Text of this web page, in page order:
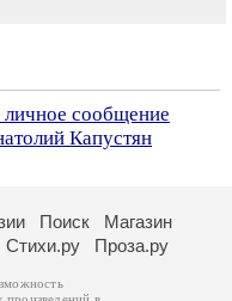
личное сообщение
Капустян
Поиск
Магазин
Стихи.ру Проза.ру